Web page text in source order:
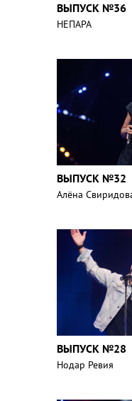
ВЫПУСК №36
НЕПАРА
ВЫПУСК №32
Алёна
ВЫПУСК №28
Нодар Ревия